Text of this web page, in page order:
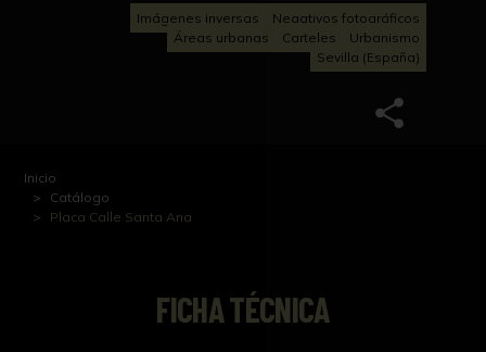
Imágenes inversas
Negativos fotográficos
Áreas urbanas
Carteles
Urbanismo
Sevilla (España)
Inicio
Catálogo
Placa Calle Santa Ana
FICHA TÉCNICA